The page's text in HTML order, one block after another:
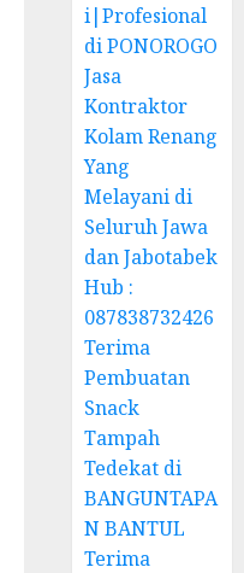
i|Profesional
di PONOROGO
Jasa
Kontraktor
Kolam Renang
Yang
Melayani di
Seluruh Jawa
dan Jabotabek
Hub :
087838732426
Terima
Pembuatan
Snack
Tampah
Tedekat di
BANGUNTAPA
N BANTUL
Terima